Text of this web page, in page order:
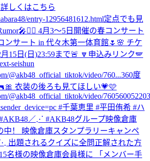
しくはこちら
entry-12956481612.html定点でも見
4月3〜5日開催の春コンサート
ンサート in 代々木第一体育館🌷🌸 チケ
15日(日)23:59まで🚨 🔽申込みリンク🪽
seishun
@akb48_official_tiktok/video/760...360度
衣装の後ろも見てほしい💗🩷
@akb48_official_tiktok/video/
#千葉恵里 #平田侑希 #ハ
／⋰ #AKB48グループ映像倉庫
中！ 映像倉庫スタンプラリーキャンペ
出題されるクイズに全問正解された方
名様の映像倉庫会員様に 「メンバー手